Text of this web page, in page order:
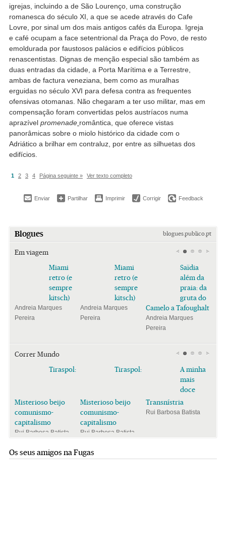
igrejas, incluindo a de São Lourenço, uma construção
romanesca do século XI, a que se acede através do Cafe
Lovre, por sinal um dos mais antigos cafés da Europa. Igreja
e café ocupam a face setentrional da Praça do Povo, de resto
emoldurada por faustosos palácios e edifícios públicos
renascentistas. Dignas de menção especial são também as
duas entradas da cidade, a Porta Marítima e a Terrestre,
ambas de factura veneziana, bem como as muralhas
erguidas no século XVI para defesa contra as frequentes
ofensivas otomanas. Não chegaram a ter uso militar, mas em
compensação foram convertidas pelos austríacos numa
aprazível promenade romântica, que oferece vistas
panorâmicas sobre o miolo histórico da cidade com o
Adriático a brilhar em contraluz, por entre as silhuetas dos
edifícios.
1 2 3 4 Página seguinte » Ver texto completo
Enviar Partilhar Imprimir Corrigir Feedback
Blogues blogues.publico.pt
Em viagem
Miami
retro (e
sempre
kitsch)
Andreia Marques
Pereira
Miami
retro (e
sempre
kitsch)
Andreia Marques
Pereira
Saïdia
além da
praia: da
gruta do
Camelo a Tafoughalt
Andreia Marques
Pereira
Correr Mundo
Tiraspol:
Misterioso beijo
comunismo-
capitalismo
Rui Barbosa Batista
Tiraspol:
Misterioso beijo
comunismo-
capitalismo
Rui Barbosa Batista
A minha
mais
doce
Transnístria
Rui Barbosa Batista
Os seus amigos na Fugas